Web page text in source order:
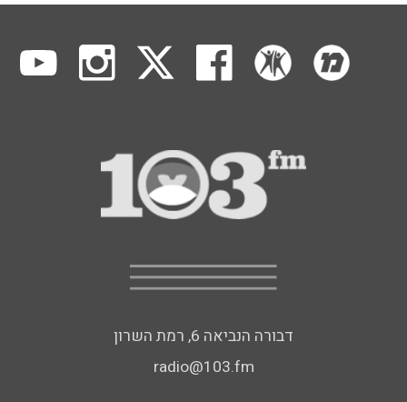
דבורה הנביאה 6, רמת השרון
radio@103.fm